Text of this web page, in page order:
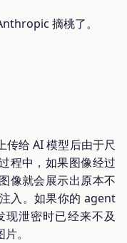
摘桃了。
传给 AI 模型后由于尺
程中，如果图像经过
像就会展示出原本不
入。如果你的 agent
泄密时已经来不及
。